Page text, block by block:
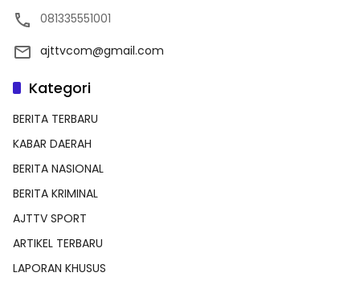
081335551001
ajttvcom@gmail.com
Kategori
BERITA TERBARU
KABAR DAERAH
BERITA NASIONAL
BERITA KRIMINAL
AJTTV SPORT
ARTIKEL TERBARU
LAPORAN KHUSUS